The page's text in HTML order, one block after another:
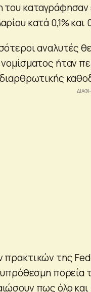
καταγράφησαν
κατά 0,1% και
νομίσματος ήταν
πρακτικών της
πορεία
πως όλο